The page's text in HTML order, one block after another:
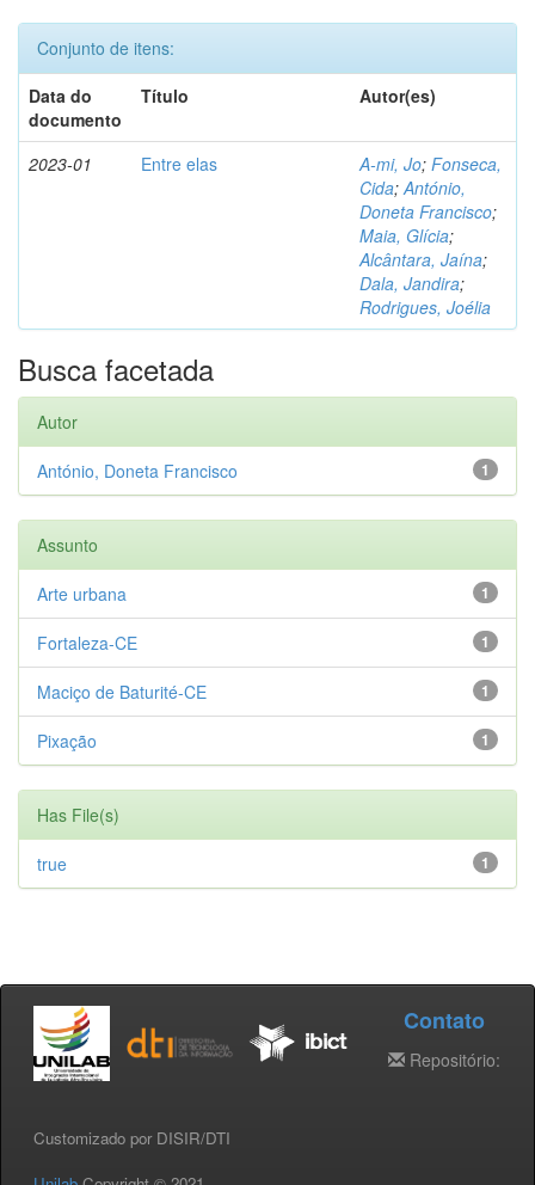
Conjunto de itens:
Data do
documento
Título Autor(es)
2023-01 Entre elas A-mi, Jo; Fonseca,
Cida;António,
Doneta Francisco;
Maia, Glícia;
Alcântara, Jaína;
Dala, Jandira;
Rodrigues, Joélia
Busca facetada
Autor
1
António, Doneta Francisco
Assunto
1
Arte urbana
1
Fortaleza-CE
1
Maciço de Baturité-CE
1
Pixação
Has File(s)
1
true
Customizado por DISIR/DTI
Contato
Repositório: